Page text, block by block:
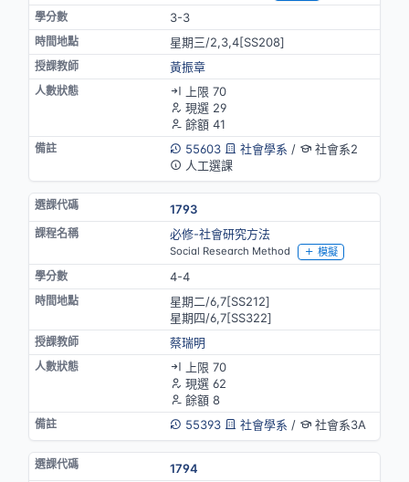
3-3
星期三/2,3,4[SS208]
黃振章
上限 70
現選 29
餘額 41
55603
社會學系 /
社會系2
人工選課
1793
必修-社會研究方法
Social Research Method 模擬
4-4
星期二/6,7[SS212]
星期四/6,7[SS322]
蔡瑞明
上限 70
現選 62
餘額 8
55393
社會學系 / 社會系3A
1794